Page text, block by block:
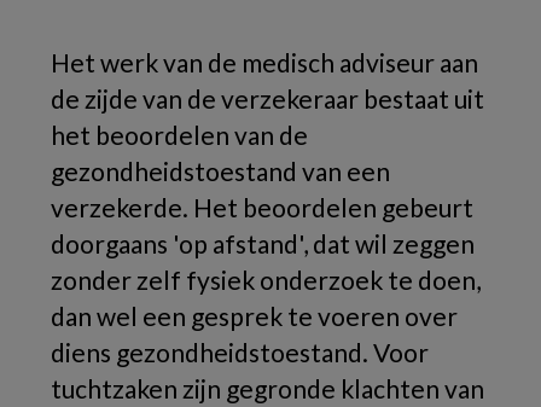
Het werk van de medisch adviseur aan
de zijde van de verzekeraar bestaat uit
het beoordelen van de
gezondheidstoestand van een
verzekerde. Het beoordelen gebeurt
doorgaans 'op afstand', dat wil zeggen
zonder zelf fysiek onderzoek te doen,
dan wel een gesprek te voeren over
diens gezondheidstoestand. Voor
tuchtzaken zijn gegronde klachten van